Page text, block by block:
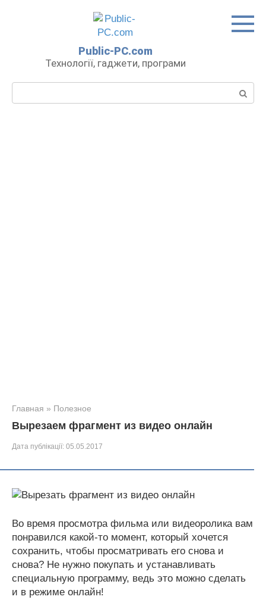
Public-PC.com
Технології, гаджети, програми
Главная » Полезное
Вырезаем фрагмент из видео онлайн
Дата публікації: 05.05.2017
Во время просмотра фильма или видеоролика вам
понравился какой-то момент, который хочется
сохранить, чтобы просматривать его снова и
снова? Не нужно покупать и устанавливать
специальную программу, ведь это можно сделать
и в режиме онлайн!